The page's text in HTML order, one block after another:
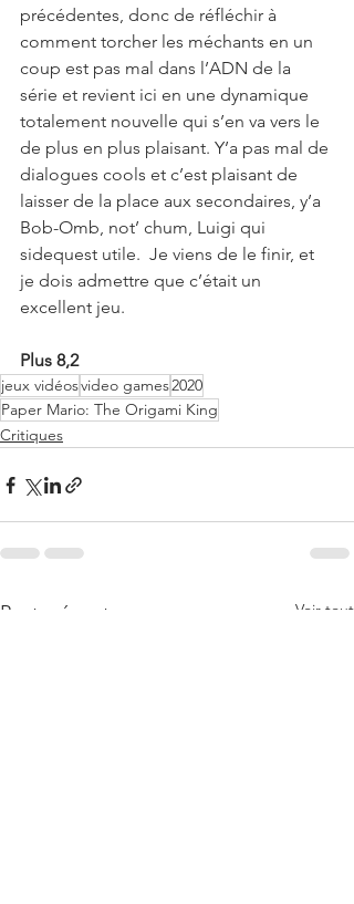
précédentes, donc de réfléchir à
comment torcher les méchants en un
coup est pas mal dans l’ADN de la
série et revient ici en une dynamique
totalement nouvelle qui s’en va vers le
de plus en plus plaisant. Y’a pas mal de
dialogues cools et c’est plaisant de
laisser de la place aux secondaires, y’a
Bob-Omb, not’ chum, Luigi qui
sidequest utile.  Je viens de le finir, et
je dois admettre que c’était un
excellent jeu.
Plus 8,2
jeux vidéosvideo games2020
Paper Mario: The Origami King
Critiques
Posts récents Voir tout